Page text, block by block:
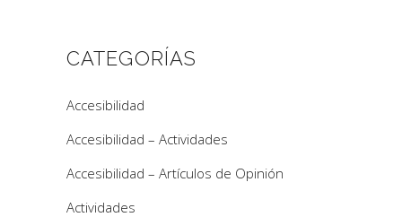
CATEGORÍAS
Accesibilidad
Accesibilidad – Actividades
Accesibilidad – Artículos de Opinión
Actividades